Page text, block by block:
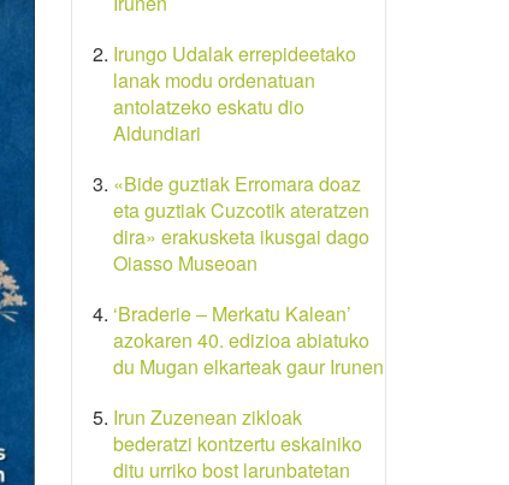
Irungo Udalak errepideetako
lanak modu ordenatuan
antolatzeko eskatu dio
Aldundiari
«Bide guztiak Erromara doaz
eta guztiak Cuzcotik ateratzen
dira» erakusketa ikusgai dago
Oiasso Museoan
‘Braderie – Merkatu Kalean’
azokaren 40. edizioa abiatuko
du Mugan elkarteak gaur Irunen
Irun Zuzenean zikloak
bederatzi kontzertu eskainiko
ditu urriko bost larunbatetan